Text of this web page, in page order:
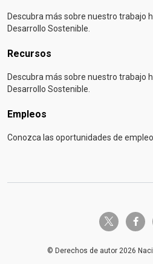
Descubra más sobre nuestro trabajo
Desarrollo Sostenible.
Recursos
Descubra más sobre nuestro trabajo
Desarrollo Sostenible.
Empleos
Conozca las oportunidades de empleo
twitter-x
© Derechos de autor 2026